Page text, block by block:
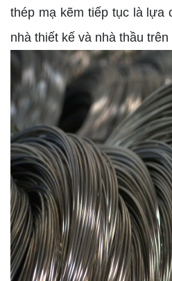
thép mạ kẽm tiếp tục là lựa
nhà thiết kế và nhà thầu